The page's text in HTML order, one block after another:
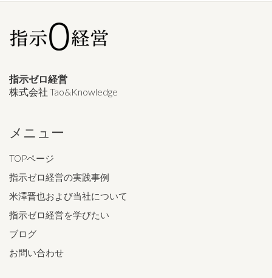
指示ゼロ経営
株式会社 Tao&Knowledge
メニュー
TOPページ
指示ゼロ経営の実践事例
米澤晋也および当社について
指示ゼロ経営を学びたい
ブログ
お問い合わせ